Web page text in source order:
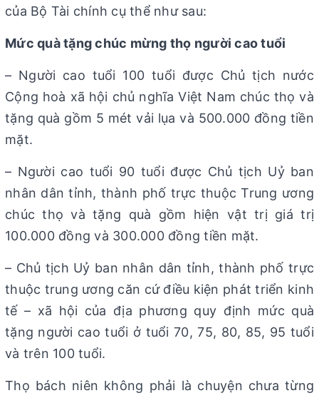
của Bộ Tài chính cụ thể như sau:
Mức quà tặng chúc mừng thọ người cao tuổi
– Người cao tuổi 100 tuổi được Chủ tịch nước
Cộng hoà xã hội chủ nghĩa Việt Nam chúc thọ và
tặng quà gồm 5 mét vải lụa và 500.000 đồng tiền
mặt.
– Người cao tuổi 90 tuổi được Chủ tịch Uỷ ban
nhân dân tỉnh, thành phố trực thuộc Trung ương
chúc thọ và tặng quà gồm hiện vật trị giá trị
100.000 đồng và 300.000 đồng tiền mặt.
– Chủ tịch Uỷ ban nhân dân tỉnh, thành phố trực
thuộc trung ương căn cứ điều kiện phát triển kinh
tế – xã hội của địa phương quy định mức quà
tặng người cao tuổi ở tuổi 70, 75, 80, 85, 95 tuổi
và trên 100 tuổi.
Thọ bách niên không phải là chuyện chưa từng